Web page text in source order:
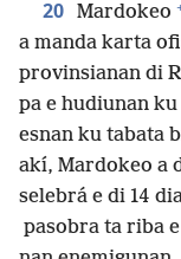
20 Mardokeo
a manda karta
provinsianan di
pa e hudiunan
esnan ku tabata
akí, Mardokeo a
selebrá e di 14
pasobra ta riba